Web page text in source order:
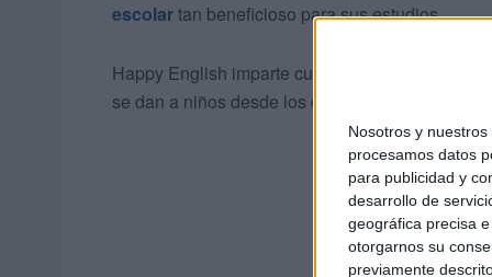
Nosotros y nuestros
procesamos datos
para publicidad y
desarrollo de
geográfica precisa
otorgarnos su
previamente
escolartan beneficioso para sus estudios.
Happy English imparte cursos todas las tardes,
se dan a niños desde los cuatro años y,